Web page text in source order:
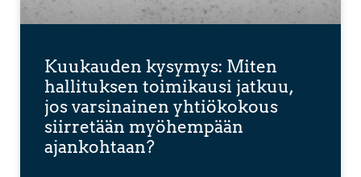
Kuukauden kysymys: Miten
hallituksen toimikausi jatkuu,
jos varsinainen yhtiökokous
siirretään myöhempään
ajankohtaan?